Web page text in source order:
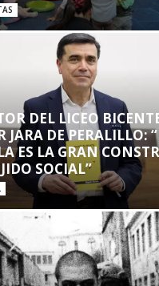
DEL LICEO
JARA DE PERALILLO:
ES LA GRAN
SOCIAL”